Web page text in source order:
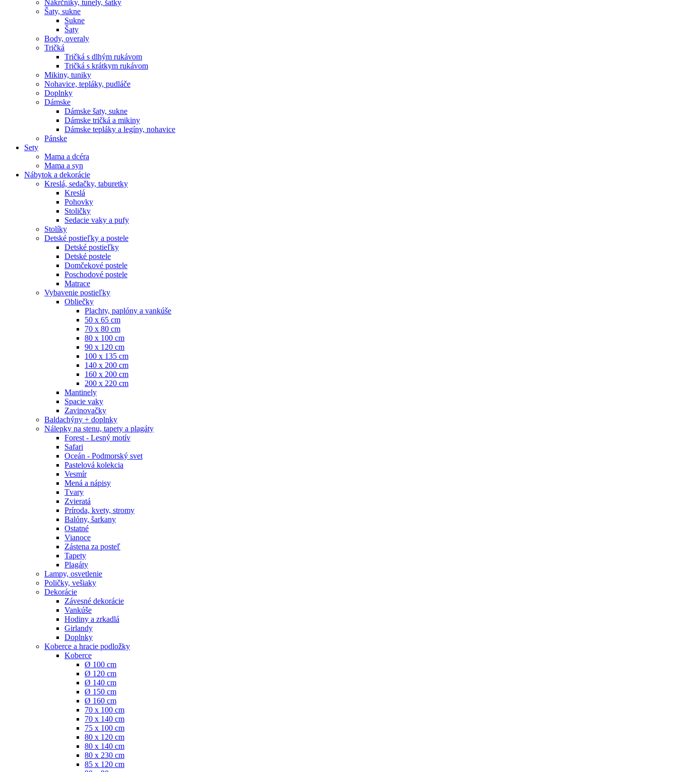
Nákrčníky, tunely, šatky
Šaty, sukne
Sukne
Šaty
Body, overaly
Tričká
Tričká s dlhým rukávom
Tričká s krátkym rukávom
Mikiny, tuniky
Nohavice, tepláky, pudláče
Doplnky
Dámske
Dámske šaty, sukne
Dámske tričká a mikiny
Dámske tepláky a legíny, nohavice
Pánske
Sety
Mama a dcéra
Mama a syn
Nábytok a dekorácie
Kreslá, sedačky, taburetky
Kreslá
Pohovky
Stoličky
Sedacie vaky a pufy
Stolíky
Detské postieľky a postele
Detské postieľky
Detské postele
Domčekové postele
Poschodové postele
Matrace
Vybavenie postieľky
Obliečky
Plachty, paplóny a vankúše
50 x 65 cm
70 x 80 cm
80 x 100 cm
90 x 120 cm
100 x 135 cm
140 x 200 cm
160 x 200 cm
200 x 220 cm
Mantinely
Spacie vaky
Zavinovačky
Baldachýny + doplnky
Nálepky na stenu, tapety a plagáty
Forest - Lesný motív
Safari
Oceán - Podmorský svet
Pastelová kolekcia
Vesmír
Mená a nápisy
Tvary
Zvieratá
Príroda, kvety, stromy
Balóny, šarkany
Ostatné
Vianoce
Zástena za posteľ
Tapety
Plagáty
Lampy, osvetlenie
Poličky, vešiaky
Dekorácie
Závesné dekorácie
Vankúše
Hodiny a zrkadlá
Girlandy
Doplnky
Koberce a hracie podložky
Koberce
Ø 100 cm
Ø 120 cm
Ø 140 cm
Ø 150 cm
Ø 160 cm
70 x 100 cm
70 x 140 cm
75 x 100 cm
80 x 120 cm
80 x 140 cm
80 x 230 cm
85 x 120 cm